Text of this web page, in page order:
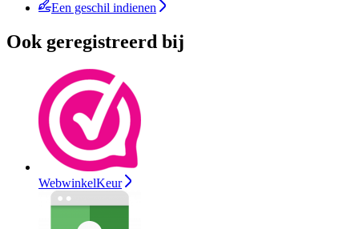
Een geschil indienen
Ook geregistreerd bij
WebwinkelKeur